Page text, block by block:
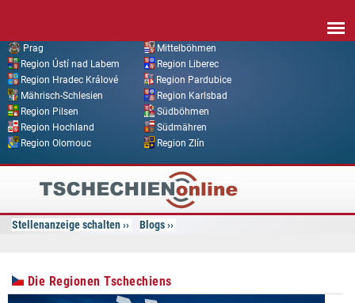
Prag
Mittelböhmen
Region Ústí nad Labem
Region Liberec
Region Hradec Králové
Region Pardubice
Mährisch-Schlesien
Region Karlsbad
Region Pilsen
Südböhmen
Region Hochland
Südmähren
Region Olomouc
Region Zlín
Tschechien
Online
Stellenanzeige schalten Blogs
Die Regionen Tschechiens